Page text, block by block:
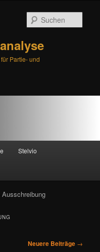
Partie- und
Stelvio
Neuere Beiträge →